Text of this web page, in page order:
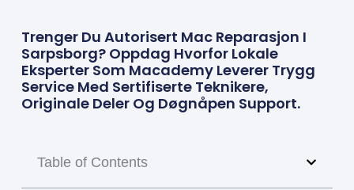
Trenger Du Autorisert Mac Reparasjon I
Sarpsborg? Oppdag Hvorfor Lokale
Eksperter Som Macademy Leverer Trygg
Service Med Sertifiserte Teknikere,
Originale Deler Og Døgnåpen Support.
Table of Contents